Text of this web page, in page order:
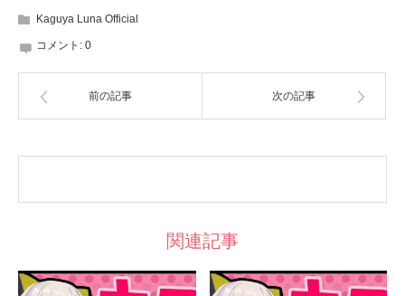
Kaguya Luna Official
コメント: 0
前の記事 次の記事
関連記事